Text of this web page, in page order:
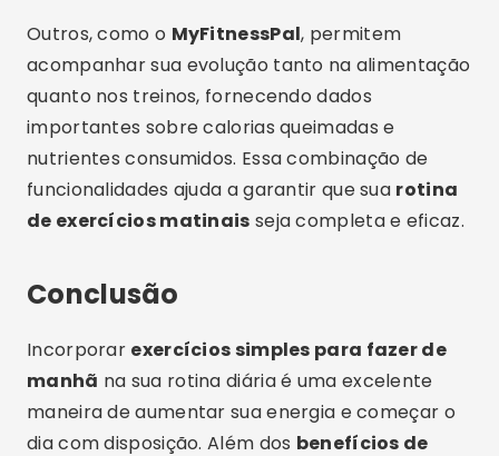
Outros, como o MyFitnessPal, permitem
acompanhar sua evolução tanto na alimentação
quanto nos treinos, fornecendo dados
importantes sobre calorias queimadas e
nutrientes consumidos. Essa combinação de
funcionalidades ajuda a garantir que sua rotina
de exercícios matinais seja completa e eficaz.
Conclusão
Incorporar exercícios simples para fazer de
manhã na sua rotina diária é uma excelente
maneira de aumentar sua energia e começar o
dia com disposição. Além dos benefícios de